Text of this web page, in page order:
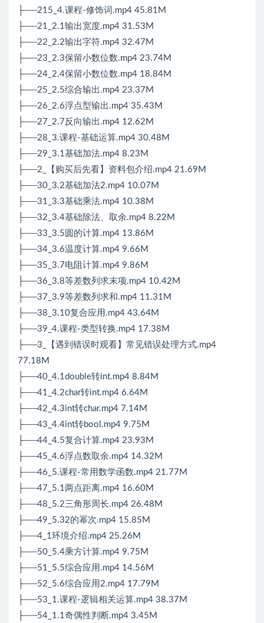
├──215_4.课程-修饰词.mp4 45.81M
├──21_2.1输出宽度.mp4 31.53M
├──22_2.2输出字符.mp4 32.47M
├──23_2.3保留小数位数.mp4 23.74M
├──24_2.4保留小数位数.mp4 18.84M
├──25_2.5综合输出.mp4 23.37M
├──26_2.6浮点型输出.mp4 35.43M
├──27_2.7反向输出.mp4 12.62M
├──28_3.课程-基础运算.mp4 30.48M
├──29_3.1基础加法.mp4 8.23M
├──2_【购买后先看】资料包介绍.mp4 21.69M
├──30_3.2基础加法2.mp4 10.07M
├──31_3.3基础乘法.mp4 10.38M
├──32_3.4基础除法、取余.mp4 8.22M
├──33_3.5圆的计算.mp4 13.86M
├──34_3.6温度计算.mp4 9.66M
├──35_3.7电阻计算.mp4 9.86M
├──36_3.8等差数列求末项.mp4 10.42M
├──37_3.9等差数列求和.mp4 11.31M
├──38_3.10复合应用.mp4 43.64M
├──39_4.课程-类型转换.mp4 17.38M
├──3_【遇到错误时观看】常见错误处理方式.mp4
77.18M
├──40_4.1double转int.mp4 8.84M
├──41_4.2char转int.mp4 6.64M
├──42_4.3int转char.mp4 7.14M
├──43_4.4int转bool.mp4 9.75M
├──44_4.5复合计算.mp4 23.93M
├──45_4.6浮点数取余.mp4 14.32M
├──46_5.课程-常用数学函数.mp4 21.77M
├──47_5.1两点距离.mp4 16.60M
├──48_5.2三角形周长.mp4 26.48M
├──49_5.32的幂次.mp4 15.85M
├──4_1环境介绍.mp4 25.26M
├──50_5.4乘方计算.mp4 9.75M
├──51_5.5综合应用.mp4 14.56M
├──52_5.6综合应用2.mp4 17.79M
├──53_1.课程-逻辑相关运算.mp4 38.37M
├──54_1.1奇偶性判断.mp4 3.45M